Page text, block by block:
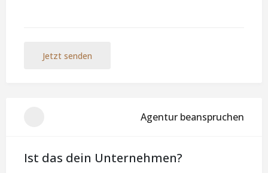
Jetzt senden
Agentur beanspruchen
Ist das dein Unternehmen?